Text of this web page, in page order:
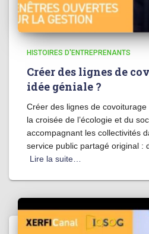
HISTOIRES D'ENTREPRENANTS
Créer des lignes de
idée géniale ?
Créer des lignes de
la croisée de l’écologie et du
accompagnant les collectivités
service public partagé original :
Lire la suite…